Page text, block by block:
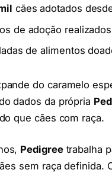
cães adotados
de adoção
de alimentos
do caramelo
dados da própria
que cães com raça.
Pedigreetrabalha
sem raça definida.